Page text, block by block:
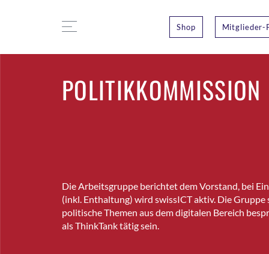
Shop Mitglieder-
POLITIKKOMMISSION
Die Arbeitsgruppe berichtet dem Vorstand, bei
(inkl. Enthaltung) wird swissICT aktiv. Die Gruppe
politische Themen aus dem digitalen Bereich
als ThinkTank tätig sein.